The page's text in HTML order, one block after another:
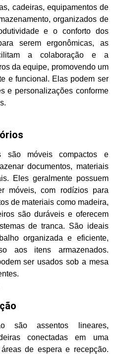
cadeiras, equipamentos de
organizados de
e o conforto dos
serem ergonômicas, as
a colaboração e a
da equipe, promovendo um
e funcional. Elas podem ser
e personalizações conforme
são móveis compactos e
documentos, materiais
Eles geralmente possuem
móveis, com rodízios para
de materiais como madeira,
são duráveis e oferecem
de tranca. São ideais
organizada e eficiente,
aos itens armazenados.
ser usados sob a mesa
são assentos lineares,
conectadas em uma
de espera e recepção.